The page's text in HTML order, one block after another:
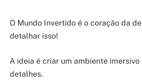
O Mundo Invertido é o coração da
detalhar isso!
A ideia é criar um ambiente imersivo
detalhes.